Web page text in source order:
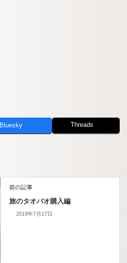
Bluesky Threads
前の記事
旅のタオバオ購入編
2019年7月17日